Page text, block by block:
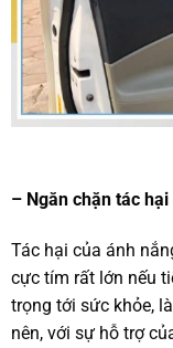
– Ngăn chặn tác
Tác hại của ánh
cực tím rất lớn nếu
trọng tới sức khỏe,
nên, với sự hỗ trợ